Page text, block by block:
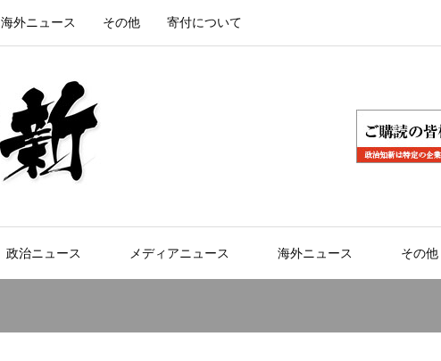
海外ニュース その他 寄付について
政治ニュース メディアニュース 海外ニュース その他